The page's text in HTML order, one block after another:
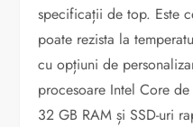
specificații de top. Este
poate rezista la
cu opțiuni de
procesoare Intel Core
32 GB RAM și SSD-uri